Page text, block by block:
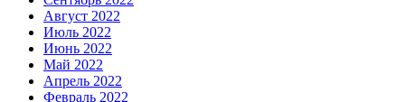
Август 2022
Июль 2022
Июнь 2022
Май 2022
Апрель 2022
Февраль 2022